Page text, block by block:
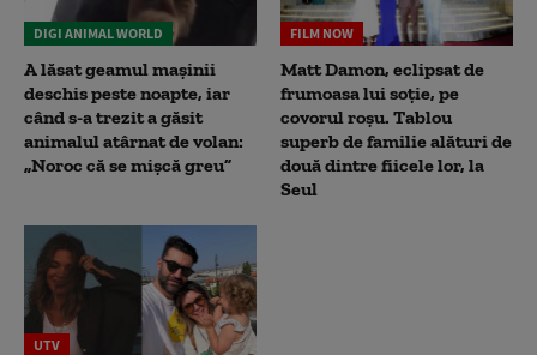
DIGI ANIMAL WORLD
A lăsat geamul mașinii
deschis peste noapte, iar
când s-a trezit a găsit
animalul atârnat de volan:
„Noroc că se mișcă greu”
FILM NOW
Matt Damon, eclipsat de
frumoasa lui soție, pe
covorul roșu. Tablou
superb de familie alături de
două dintre fiicele lor, la
Seul
UTV